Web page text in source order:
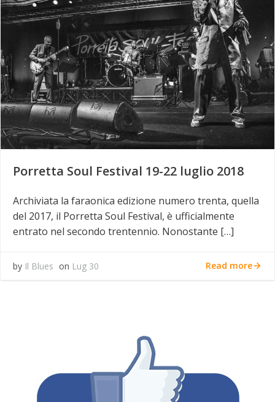
Porretta Soul Festival 19-22 luglio 2018
Archiviata la faraonica edizione numero trenta, quella
del 2017, il Porretta Soul Festival, è ufficialmente
entrato nel secondo trentennio. Nonostante […]
by Il Blues on Lug 30 Read more